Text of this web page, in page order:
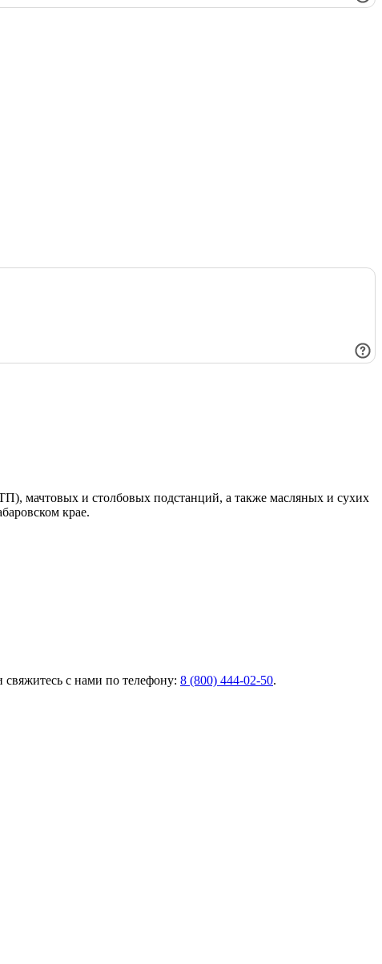
мачтовых и столбовых подстанций, а также масляных и сухих
крае.
свяжитесь с нами по телефону: 8 (800) 444‑02‑50.